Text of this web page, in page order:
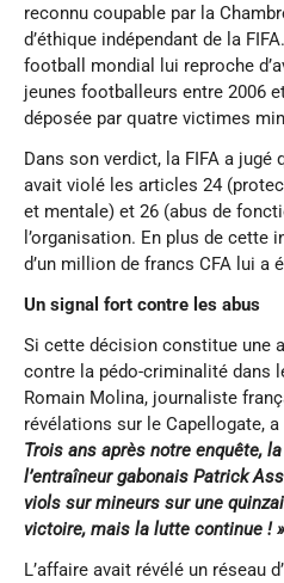
reconnu coupable par la
d’éthique indépendant de la
football mondial lui reproche
jeunes footballeurs entre 2006
déposée par quatre victimes
Dans son verdict, la FIFA a
avait violé les articles 24
et mentale) et 26 (abus de
l’organisation. En plus de cette
d’un million de francs CFA lui a
Un signal fort contre les abus
Si cette décision constitue une
contre la pédo-criminalité dans
Romain Molina, journaliste
révélations sur le Capellogate,
Trois ans après notre enquête,
l’entraîneur gabonais Patrick
viols sur mineurs sur une
victoire, mais la lutte continue ! »
L’affaire avait révélé un réseau